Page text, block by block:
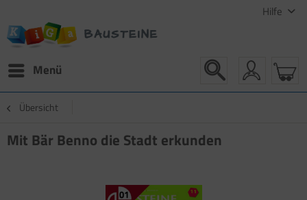
Hilfe
Menü
Übersicht
Mit Bär Benno die Stadt erkunden